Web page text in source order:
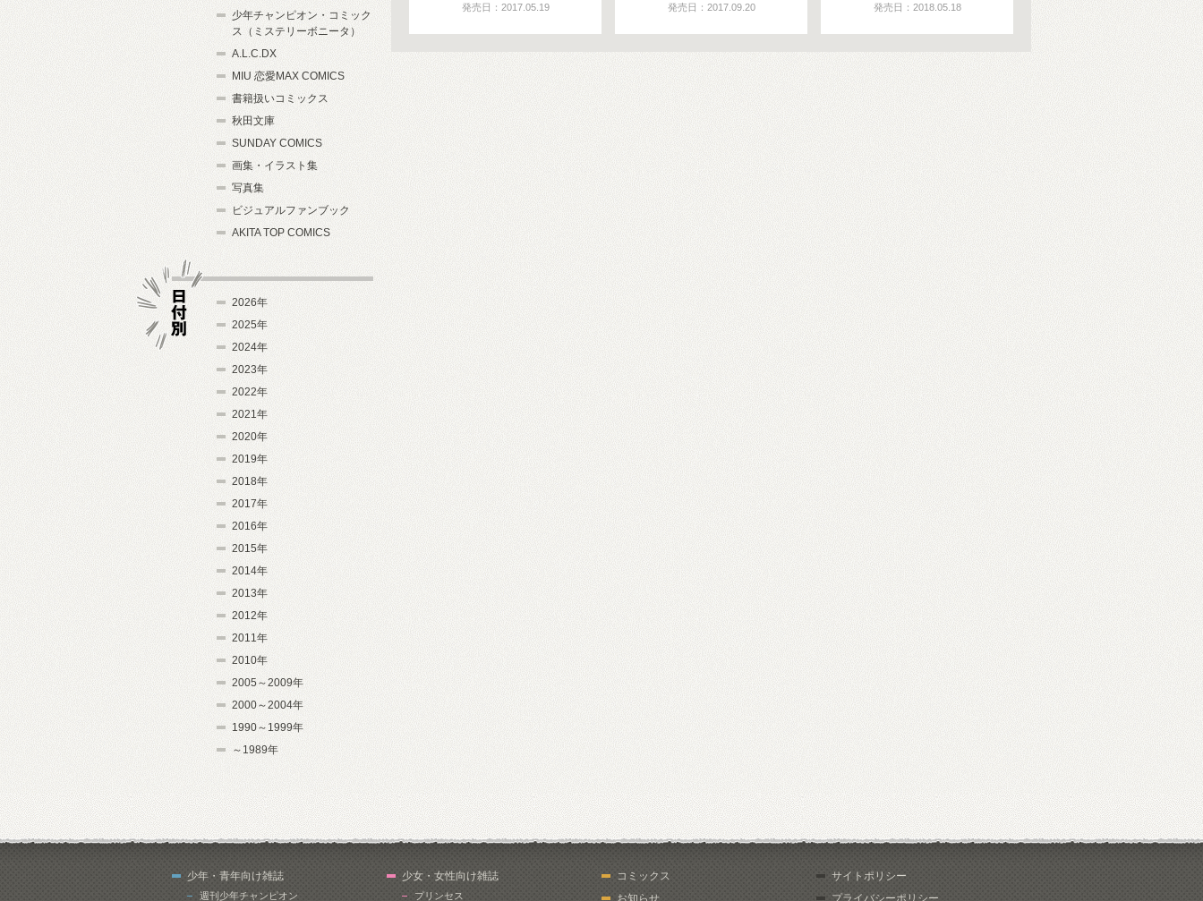
発売日：2017.05.19
発売日：2017.09.20
発売日：2018.05.18
少年チャンピオン・コミック
ス（ミステリーボニータ）
A.L.C.DX
MIU 恋愛MAX COMICS
書籍扱いコミックス
秋田文庫
SUNDAY COMICS
画集・イラスト集
写真集
ビジュアルファンブック
AKITA TOP COMICS
2026年
2025年
2024年
2023年
2022年
2021年
2020年
2019年
2018年
2017年
2016年
2015年
2014年
2013年
2012年
2011年
2010年
2005～2009年
2000～2004年
1990～1999年
～1989年
少年・青年向け雑誌
週刊少年チャンピオン
少女・女性向け雑誌
プリンセス
コミックス
お知らせ
サイトポリシー
プライバシーポリシー